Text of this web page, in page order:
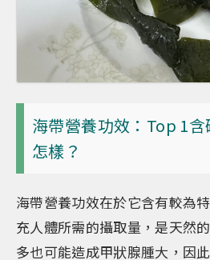
海帶營養功效：Top 1
怎樣？
海帶營養功效在於它含有較為
充人體所需的攝取量，是天然
多也可能造成甲狀腺腫大，因